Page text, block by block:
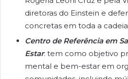
diretoras do Einstein e
concretas em toda a
Centro de Referência em
Estar: tem como objetivo
mental e bem-estar em